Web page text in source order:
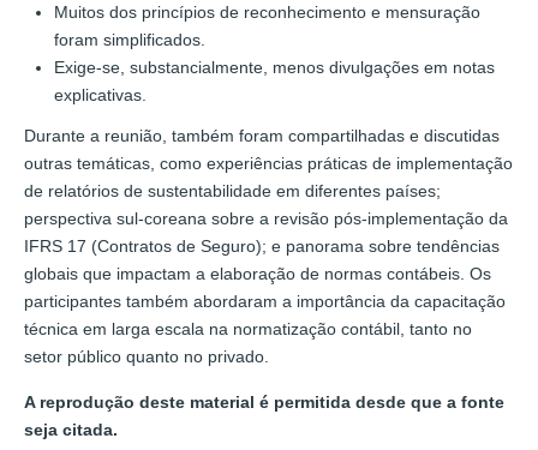
Muitos dos princípios de reconhecimento e mensuração
foram simplificados.
Exige-se, substancialmente, menos divulgações em notas
explicativas.
Durante a reunião, também foram compartilhadas e discutidas
outras temáticas, como experiências práticas de implementação
de relatórios de sustentabilidade em diferentes países;
perspectiva sul-coreana sobre a revisão pós-implementação da
IFRS 17 (Contratos de Seguro); e panorama sobre tendências
globais que impactam a elaboração de normas contábeis. Os
participantes também abordaram a importância da capacitação
técnica em larga escala na normatização contábil, tanto no
setor público quanto no privado.
A reprodução deste material é permitida desde que a fonte
seja citada.